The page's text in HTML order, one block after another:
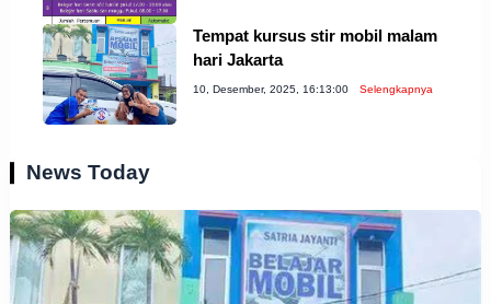
Tempat kursus stir mobil malam
hari Jakarta
10, Desember, 2025, 16:13:00 Selengkapnya
News Today